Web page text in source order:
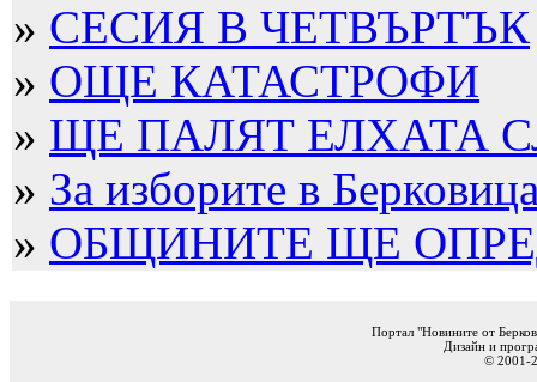
» СЕСИЯ В ЧЕТВЪРТЪК
» ОЩЕ КАТАСТРОФИ
» ЩЕ ПАЛЯТ ЕЛХАТА
» За изборите в
» ОБЩИНИТЕ ЩЕ
Портал "Новините от
Дизайн и
© 2001-